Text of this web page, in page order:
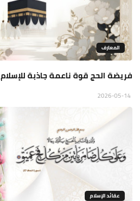
المعارف
فريضة الحج قوة ناعمة جاذبة للإسلام
عقائد الإسلام